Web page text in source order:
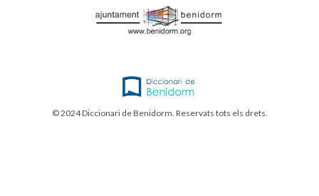
© 2024 Diccionari de Benidorm. Reservats tots els drets.